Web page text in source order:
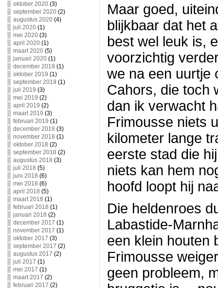
oktober 2020(3)
september 2020(2)
augustus 2020(4)
juli 2020(1)
mei 2020(3)
april 2020(1)
maart 2020(5)
januari 2020(1)
december 2019 (1)
oktober 2019 (1)
september 2019 (1)
juli 2019 (3)
mei 2019 (2)
april 2019 (2)
maart 2019 (3)
februari 2019 (1)
december 2018 (3)
november 2018 (1)
oktober 2018 (2)
september 2018 (2)
augustus 2018 (3)
juli 2018 (5)
juni 2018 (6)
mei 2018 (6)
april 2018 (5)
maart 2018 (1)
februari 2018 (1)
januari 2018 (2)
december 2017 (1)
november 2017 (1)
oktober 2017 (3)
september 2017 (2)
augustus 2017 (2)
juli 2017 (1)
mei 2017 (1)
maart 2017 (2)
februari 2017 (2)
Maar goed,
blijkbaar dat het
best wel leuk is,
voorzichtig
we na een uurtje
Cahors, die toch
dan ik verwacht
Frimousse niets
kilometer lange
eerste stad die
niets kan hem
hoofd loopt hij
Die heldenroes
Labastide-
een klein houten
Frimousse
geen probleem,